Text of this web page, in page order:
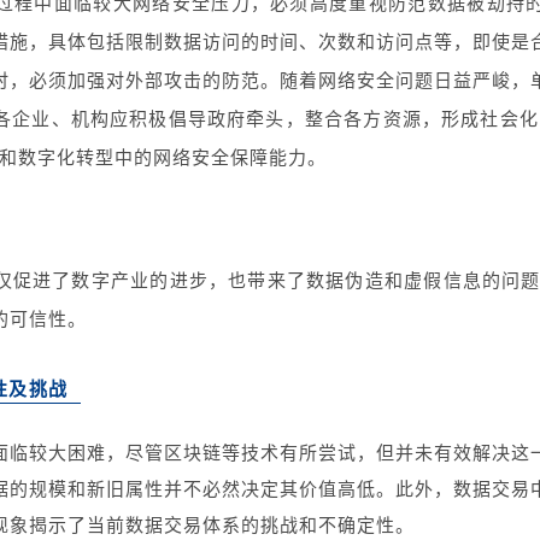
施，具体包括限制数据访问的时间、次数和访问点等，即使是
，必须加强对外部攻击的防范。随着网络安全问题日益严峻，
企业、机构应积极倡导政府牵头，整合各方资源，形成社会
数字化转型中的网络安全保障能力。
促进了数字产业的进步，也带来了数据伪造和虚假信息的问
信性。
及挑战
临较大困难，尽管区块链等技术有所尝试，但并未有效解决这
的规模和新旧属性并不必然决定其价值高低。此外，数据交易
揭示了当前数据交易体系的挑战和不确定性。